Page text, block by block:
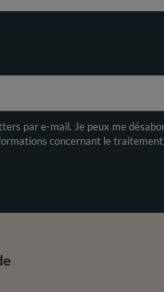
par e-mail. Je peux me
concernant le traitement